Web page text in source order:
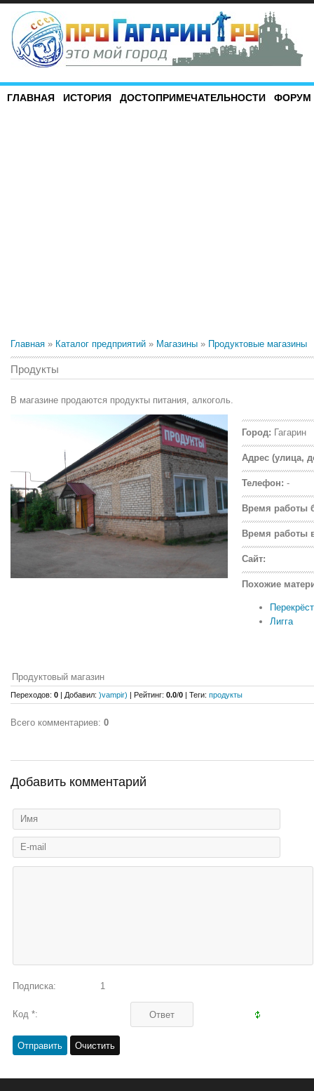
ГЛАВНАЯ ИСТОРИЯ ДОСТОПРИМЕЧАТЕЛЬНОСТИ ФОРУМ
Главная » Каталог предприятий » Магазины » Продуктовые магазины
Продукты
В магазине продаются продукты питания, алкоголь.
Город: Гагарин
Адрес (улица,
Телефон: -
Время работы
Время работы
Сайт:
Похожие
Лигга
Продуктовый магазин
Переходов: 0 | Добавил: )vampir) | Рейтинг: 0.0/0 | Теги: продукты
Всего комментариев: 0
Добавить комментарий
Подписка: 1
Код *: